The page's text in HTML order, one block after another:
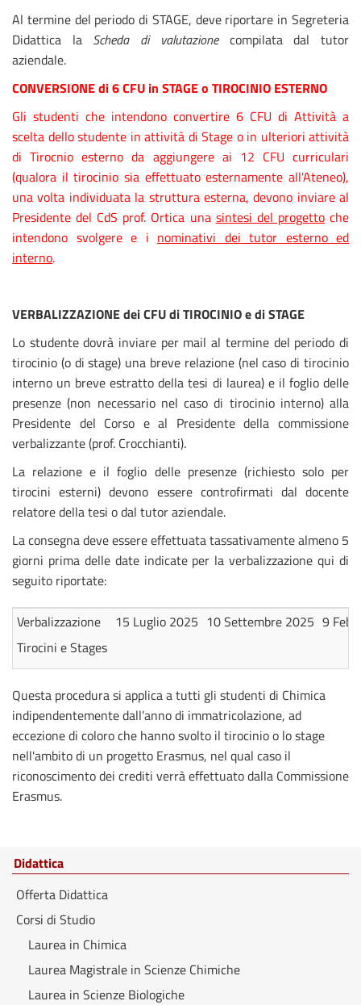
Al termine del periodo di STAGE, deve riportare in Segreteria
Didattica la Scheda di valutazionecompilata dal tutor
aziendale.
CONVERSIONE di 6 CFU in STAGE o TIROCINIO ESTERNO
Gli studenti che intendono convertire 6 CFU di Attività a
scelta dello studente in attività di Stage o in ulteriori attività
di Tirocnio esterno da aggiungere ai 12 CFU curriculari
(qualora il tirocinio sia effettuato esternamente all'Ateneo),
una volta individuata la struttura esterna, devono inviare al
Presidente del CdS prof. Ortica una sintesi del progettoche
intendono svolgere e i nominativi dei tutor esterno ed
interno.
VERBALIZZAZIONE dei CFU di TIROCINIO e di STAGE
Lo studente dovrà inviare per mail al termine del periodo di
tirocinio (o di stage) una breve relazione (nel caso di tirocinio
interno un breve estratto della tesi di laurea) e il foglio delle
presenze (non necessario nel caso di tirocinio interno) alla
Presidente del Corso e al Presidente della commissione
verbalizzante (prof. Crocchianti).
La relazione e il foglio delle presenze (richiesto solo per
tirocini esterni) devono essere controfirmati dal docente
relatore della tesi o dal tutor aziendale.
La consegna deve essere effettuata tassativamente almeno 5
giorni prima delle date indicate per la verbalizzazione qui di
seguito riportate:
Verbalizzazione
Tirocini e Stages
15 Luglio 2025 10 Settembre 2025 9
Questa procedura si applica a tutti gli studenti di Chimica
indipendentemente dall’anno di immatricolazione, ad
eccezione di coloro che hanno svolto il tirocinio o lo stage
nell'ambito di un progetto Erasmus, nel qual caso il
riconoscimento dei crediti verrà effettuato dalla Commissione
Erasmus.
Didattica
Offerta Didattica
Corsi di Studio
Laurea in Chimica
Laurea Magistrale in Scienze Chimiche
Laurea in Scienze Biologiche